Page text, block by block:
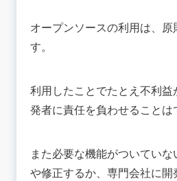
オープンソースの利用は、
す。
利用したことでたとえ不利
発者に責任を負わせることは
また必要な機能がついてい
や修正するか、専門会社に